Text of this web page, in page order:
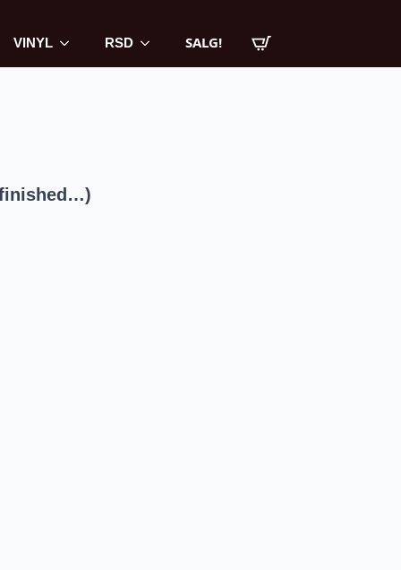
VINYL RSD SALG!